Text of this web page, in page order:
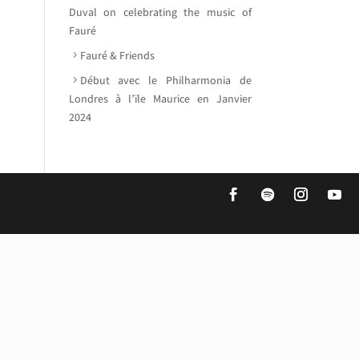
Duval on celebrating the music of
Fauré
Fauré & Friends
Début avec le Philharmonia de
Londres à l’ïle Maurice en Janvier
2024